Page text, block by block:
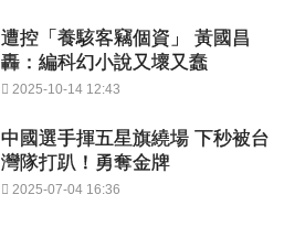
遭控「養駭客竊個資」 黃國昌
轟：編科幻小說又壞又蠢
2025-10-14 12:43
中國選手揮五星旗繞場 下秒被台
灣隊打趴！勇奪金牌
2025-07-04 16:36